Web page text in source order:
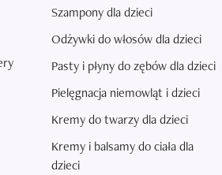
Szampony dla dzieci
Odżywki do włosów dla dzieci
Pasty i płyny do zębów dla dzieci
Pielęgnacja niemowląt i dzieci
Kremy do twarzy dla dzieci
Kremy i balsamy do ciała dla
dzieci